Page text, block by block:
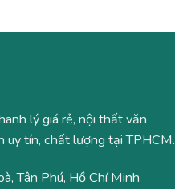
lý giá rẻ, nội thất văn
uy tín, chất lượng tại TPHCM.
Tân Phú, Hồ Chí Minh